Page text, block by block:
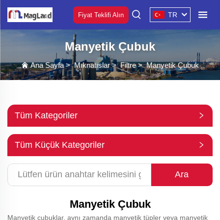
Fiyat Teklifi Alın TR
Manyetik Çubuk
Ana Sayfa>Mıknatıslar>Filtre>Manyetik Çubuk
Tüm Kategoriler
Tüm Küçük Kategoriler
Ara
Manyetik Çubuk
Manyetik çubuklar, aynı zamanda manyetik tüpler veya manyetik